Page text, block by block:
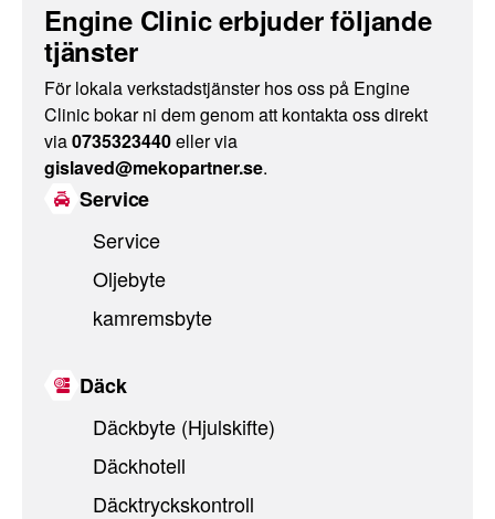
Engine Clinic erbjuder följande
tjänster
För lokala verkstadstjänster hos oss på Engine
Clinic bokar ni dem genom att kontakta oss direkt
via0735323440eller via
gislaved@mekopartner.se.
Service
Service
Oljebyte
kamremsbyte
Däck
Däckbyte (Hjulskifte)
Däckhotell
Däcktryckskontroll